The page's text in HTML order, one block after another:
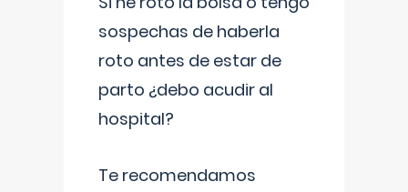
sospechas de haberla
roto antes de estar de
parto ¿debo acudir al
hospital?
Te recomendamos